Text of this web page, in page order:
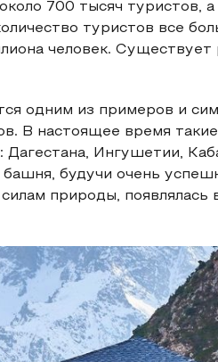
700 тысяч туристов,
туристов все
человек. Существует
одним из примеров и
В настоящее время
Дагестана, Ингушетии,
будучи очень
природы, появлялась